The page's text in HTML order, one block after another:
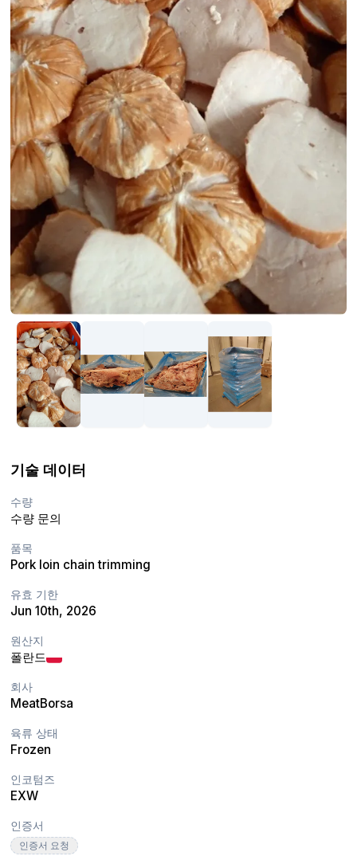
기술 데이터
수량
수량 문의
품목
Pork loin chain trimming
유효 기한
Jun 10th, 2026
원산지
폴란드
회사
MeatBorsa
육류 상태
Frozen
인코텀즈
EXW
인증서
인증서 요청